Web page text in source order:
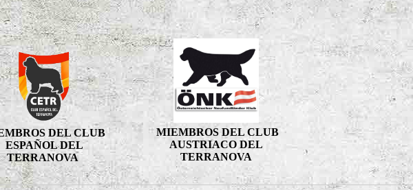
DEL CLUB
ESPAÑOL DEL
TERRANOVA
MIEMBROS DEL CLUB
AUSTRIACO DEL
TERRANOVA